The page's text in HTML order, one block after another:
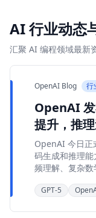
AI 行业动态
汇聚 AI 编程领域最新
OpenAI Blog 行
OpenAI 发
提升，推
OpenAI 今日正
码生成和推理
频理解、复杂
GPT-5